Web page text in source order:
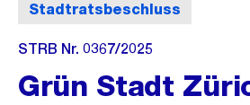
Stadtratsbeschluss
STRB Nr. 0367/2025
Grün Stadt